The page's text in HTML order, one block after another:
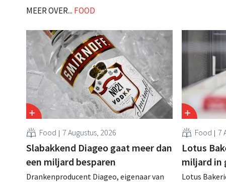
MEER OVER... FOOD
Food 7 Augustus, 2026
Slabakkend Diageo gaat meer dan
een miljard besparen
Drankenproducent Diageo, eigenaar van
Food 7
Lotus
miljard in
Lotus